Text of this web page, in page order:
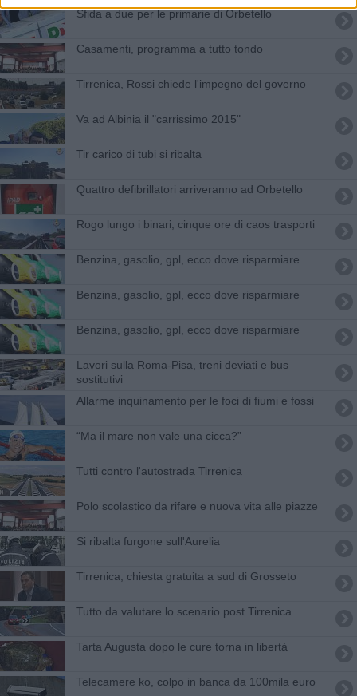
Sfida a due per le primarie di Orbetello
Casamenti, programma a tutto tondo
Tirrenica, Rossi chiede l'impegno del governo
Va ad Albinia il "carrissimo 2015"
Tir carico di tubi si ribalta
Quattro defibrillatori arriveranno ad Orbetello
Rogo lungo i binari, cinque ore di caos trasporti
​Benzina, gasolio, gpl, ecco dove risparmiare
​Benzina, gasolio, gpl, ecco dove risparmiare
​Benzina, gasolio, gpl, ecco dove risparmiare
Lavori sulla Roma-Pisa, treni deviati e bus
sostitutivi
Allarme inquinamento per le foci di fiumi e fossi
“Ma il mare non vale una cicca?”
Tutti contro l'autostrada Tirrenica
Polo scolastico da rifare e nuova vita alle piazze
Si ribalta furgone sull'Aurelia
Tirrenica, chiesta gratuita a sud di Grosseto
Tutto da valutare lo scenario post Tirrenica
Tarta Augusta dopo le cure torna in libertà
Telecamere ko, colpo in banca da 100mila euro